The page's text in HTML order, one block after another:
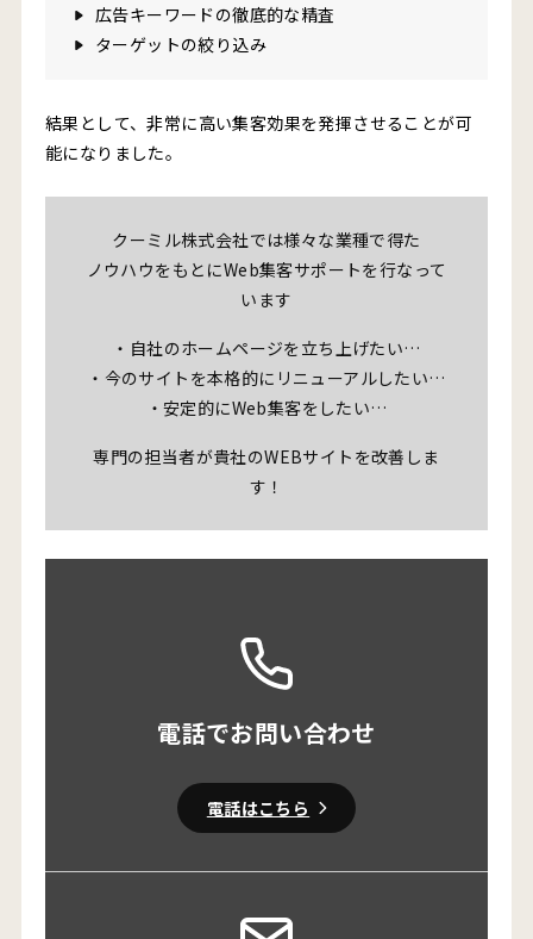
広告キーワードの徹底的な精査
ターゲットの絞り込み
結果として、非常に高い集客効果を発揮させることが可
能になりました。
クーミル株式会社では様々な業種で得た
ノウハウをもとにWeb集客サポートを行なって
います
・自社のホームページを立ち上げたい…
・今のサイトを本格的にリニューアルしたい…
・安定的にWeb集客をしたい…
専門の担当者が貴社のWEBサイトを改善しま
す！
電話でお問い合わせ
電話はこちら